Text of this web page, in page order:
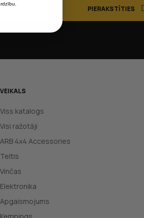
PIERAKSTĪTIES
VEIKALS
Viss katalogs
Visi ražotāji
ARB 4x4 Accessories
Teltis
Vinčas
Elektronika
Apgaismojums